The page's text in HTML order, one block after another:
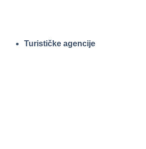
Turističke agencije